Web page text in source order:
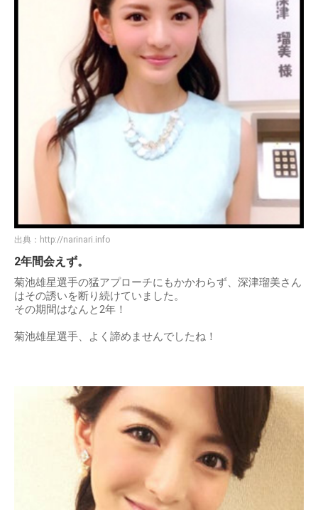
出典： http://narinari.info
2年間会えず。
菊池雄星選手の猛アプローチにもかかわらず、深津瑠美さん
はその誘いを断り続けていました。
その期間はなんと2年！
菊池雄星選手、よく諦めませんでしたね！